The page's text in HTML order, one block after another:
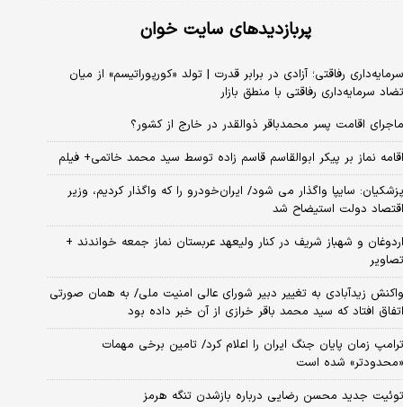
پربازدیدهای سایت خوان
سرمایه‌داری رفاقتی؛ آزادی در برابر قدرت | تولد «کورپوراتیسم» از میان
تضاد سرمایه‌داری رفاقتی با منطق بازار
ماجرای اقامت پسر محمدباقر ذوالقدر در خارج از کشور؟
اقامه نماز بر پیکر ابوالقاسم قاسم زاده توسط سید محمد خاتمی+ فیلم
پزشکیان: سایپا واگذار می شود/ ایران‌خودرو را که واگذار کردیم، وزیر
اقتصاد دولت استیضاح شد
اردوغان و شهباز شریف در کنار ولیعهد عربستان نماز جمعه خواندند +
تصاویر
واکنش زیدآبادی به تغییر دبیر شورای عالی امنیت ملی/ به همان صورتی
اتفاق افتاد که سید محمد باقر خرازی از آن خبر داده بود
ترامپ زمان پایان جنگ ایران را اعلام کرد/ تامین برخی مهمات
«محدودتر» شده است
توئیت جدید محسن رضایی درباره بازشدن تنگه هرمز